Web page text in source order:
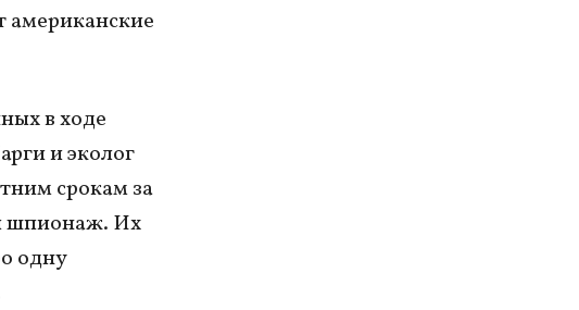
американские
в ходе
и эколог
срокам за
шпионаж. Их
одну